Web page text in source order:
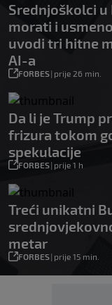
Srednjoškolci u
morati i
uvodi tri hitne
AI-a
FORBES| prije 26 min.
Da li je Trump
frizura tokom
spekulacije
FORBES| prije 1 h
Treći unikatni
metar
FORBES| prije 15 min.